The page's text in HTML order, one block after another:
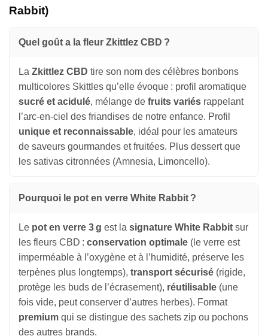
Rabbit)
Quel goût a la fleur Zkittlez CBD ?
La Zkittlez CBD tire son nom des célèbres bonbons
multicolores Skittles qu’elle évoque : profil aromatique
sucré et acidulé, mélange de fruits variés rappelant
l’arc-en-ciel des friandises de notre enfance. Profil
unique et reconnaissable, idéal pour les amateurs
de saveurs gourmandes et fruitées. Plus dessert que
les sativas citronnées (Amnesia, Limoncello).
Pourquoi le pot en verre White Rabbit ?
Le pot en verre 3 g est la signature White Rabbit sur
les fleurs CBD : conservation optimale (le verre est
imperméable à l’oxygène et à l’humidité, préserve les
terpènes plus longtemps), transport sécurisé (rigide,
protège les buds de l’écrasement), réutilisable (une
fois vide, peut conserver d’autres herbes). Format
premium qui se distingue des sachets zip ou pochons
des autres brands.